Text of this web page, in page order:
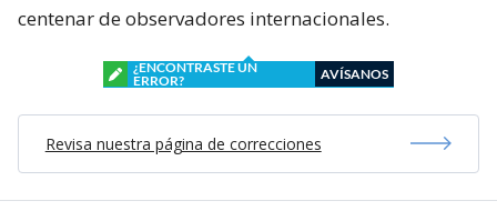
centenar de observadores internacionales.
¿ENCONTRASTE UN
ERROR?
AVÍSANOS
Revisa nuestra página de correcciones